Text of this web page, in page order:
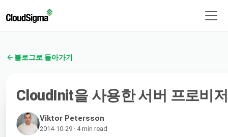
블로그로 돌아가기
CloudInit을 사용한 서버 프로비
Viktor Petersson
2014-10-29 · 4 min read